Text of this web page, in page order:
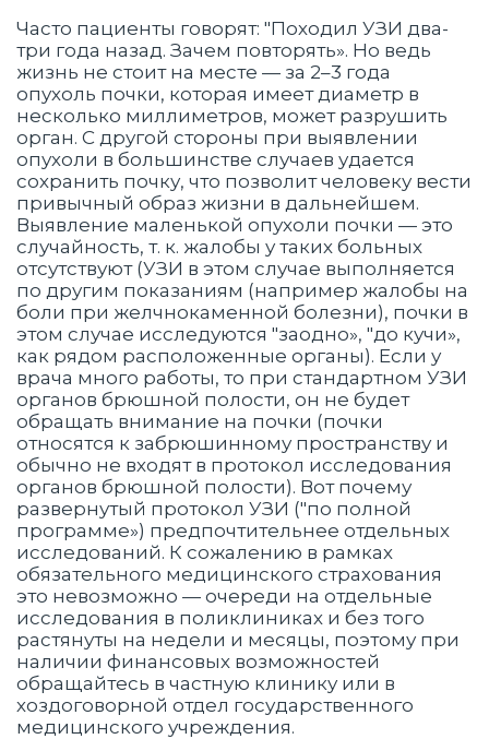
Часто пациенты говорят: "Походил УЗИ два-
три года назад. Зачем повторять». Но ведь
жизнь не стоит на месте — за 2–3 года
опухоль почки, которая имеет диаметр в
несколько миллиметров, может разрушить
орган. С другой стороны при выявлении
опухоли в большинстве случаев удается
сохранить почку, что позволит человеку вести
привычный образ жизни в дальнейшем.
Выявление маленькой опухоли почки — это
случайность, т. к. жалобы у таких больных
отсутствуют (УЗИ в этом случае выполняется
по другим показаниям (например жалобы на
боли при желчнокаменной болезни), почки в
этом случае исследуются "заодно», "до кучи»,
как рядом расположенные органы). Если у
врача много работы, то при стандартном УЗИ
органов брюшной полости, он не будет
обращать внимание на почки (почки
относятся к забрюшинному пространству и
обычно не входят в протокол исследования
органов брюшной полости). Вот почему
развернутый протокол УЗИ ("по полной
программе») предпочтительнее отдельных
исследований. К сожалению в рамках
обязательного медицинского страхования
это невозможно — очереди на отдельные
исследования в поликлиниках и без того
растянуты на недели и месяцы, поэтому при
наличии финансовых возможностей
обращайтесь в частную клинику или в
хоздоговорной отдел государственного
медицинского учреждения.